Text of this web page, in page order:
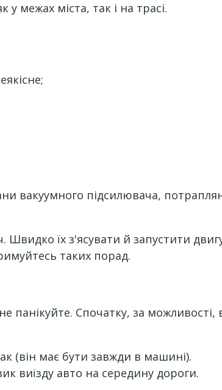
межах міста, так і на трасі.
вакуумного підсилювача,
їх з'ясувати й запустити
таких порад.
панікуйте. Спочатку, за можливості,
(він має бути завжди в машині).
виїзду авто на середину дороги.